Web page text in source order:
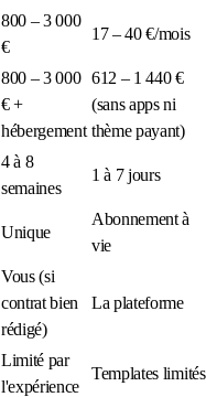
800 – 3 000
€
17 – 40 €/mois
800 – 3 000
€ +
hébergement
612 – 1 440 €
(sans apps ni
thème payant)
4 à 8
semaines
1 à 7 jours
Unique
Abonnement à
vie
Vous (si
contrat bien
rédigé)
La plateforme
Limité par
l'expérience
Templates limités